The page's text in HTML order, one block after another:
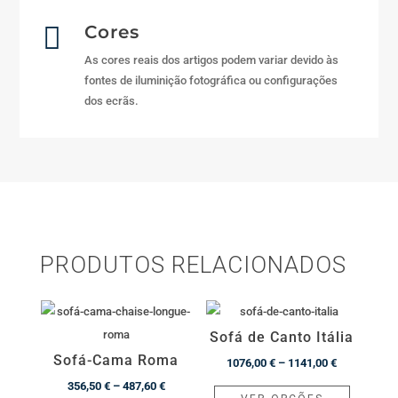
 Cores
As cores reais dos artigos podem variar devido às
fontes de iluminição fotográfica ou configurações
dos ecrãs.
PRODUTOS RELACIONADOS
Sofá-Cama Roma
356,50 € – 487,60 €Price
Sofá de Canto Itália
1076,00€ – 1141,00€Price
range:
This